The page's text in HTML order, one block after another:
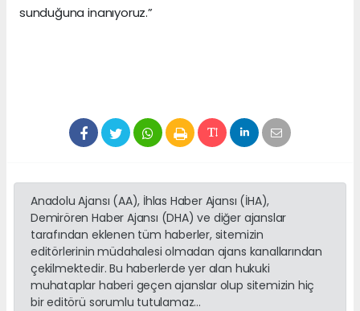
sunduğuna inanıyoruz.”
Anadolu Ajansı (AA), İhlas Haber Ajansı (İHA),
Demirören Haber Ajansı (DHA) ve diğer ajanslar
tarafından eklenen tüm haberler, sitemizin
editörlerinin müdahalesi olmadan ajans kanallarından
çekilmektedir. Bu haberlerde yer alan hukuki
muhataplar haberi geçen ajanslar olup sitemizin hiç
bir editörü sorumlu tutulamaz...